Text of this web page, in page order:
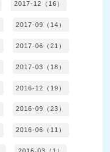
2017-12（16）
2017-09（14）
2017-06（21）
2017-03（18）
2016-12（19）
2016-09（23）
2016-06（11）